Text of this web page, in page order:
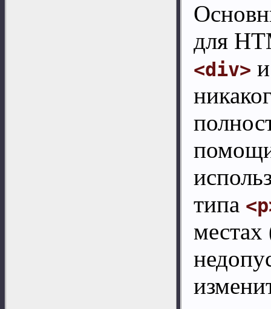
для
<div>
типа